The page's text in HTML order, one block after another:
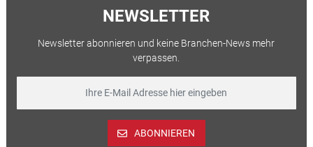
NEWSLETTER
Newsletter abonnieren und keine Branchen-News mehr
verpassen.
ABONNIEREN